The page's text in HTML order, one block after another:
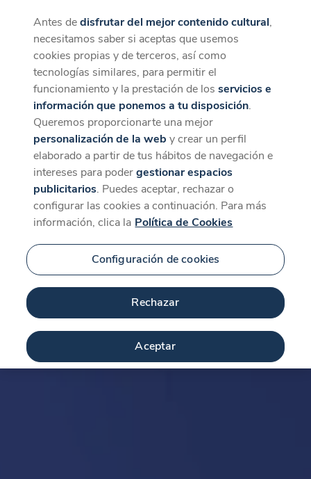
CaixaForum+
La mejor experiencia desde la App
Descargar
Antes dedisfrutar del mejor contenido cultural,
necesitamos saber si aceptas que usemos
cookies propias y de terceros, así como
tecnologías similares, para permitir el
funcionamiento y la prestación de losservicios e
información que ponemos a tu disposición.
Queremos proporcionarte una mejor
personalización de la web y crear un perfil
elaborado a partir de tus hábitos de navegación e
intereses para podergestionar espacios
publicitarios. Puedes aceptar, rechazar o
configurar las cookies a continuación. Para más
información, clica la Política de Cookies
Configuración de cookies
Rechazar
Aceptar